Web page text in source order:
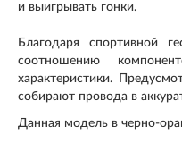
и выигрывать гонки.
Благодаря спортивной
соотношению
характеристики.
собирают провода в
Данная модель в черно-